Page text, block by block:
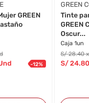
GREEN
-12%
GREEN
Tinte
GREEN
Oscur...
Caja 1un
S/28.40
S/24.80